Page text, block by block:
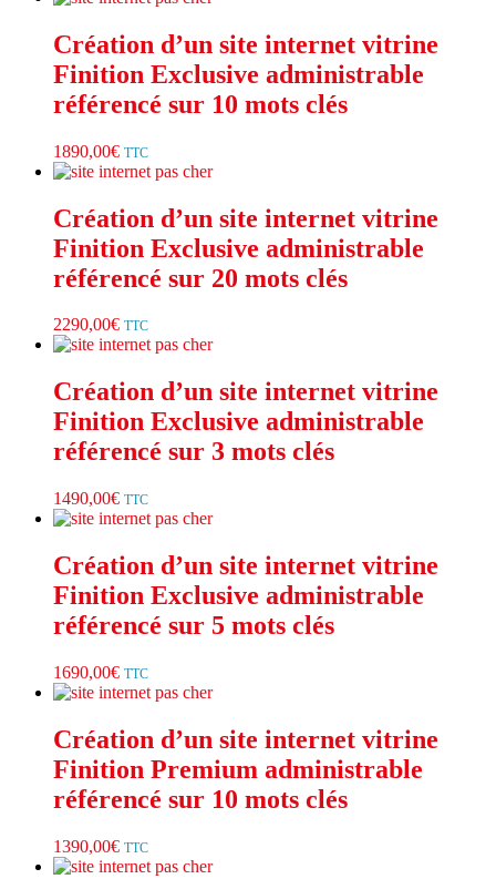
Création d’un site internet vitrine
Finition Exclusive administrable
référencé sur 10 mots clés
1890,00€ TTC
Création d’un site internet vitrine
Finition Exclusive administrable
référencé sur 20 mots clés
2290,00€ TTC
Création d’un site internet vitrine
Finition Exclusive administrable
référencé sur 3 mots clés
1490,00€ TTC
Création d’un site internet vitrine
Finition Exclusive administrable
référencé sur 5 mots clés
1690,00€ TTC
Création d’un site internet vitrine
Finition Premium administrable
référencé sur 10 mots clés
1390,00€ TTC